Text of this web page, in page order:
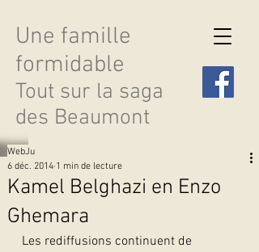
Une famille
formidable
Tout sur la saga
des Beaumont
Découvrir les saisons
Kamel Belghazi en Enzo
Ghemara
WebJu
6 déc. 2014 1 min de lecture
Les rediffusions continuent de